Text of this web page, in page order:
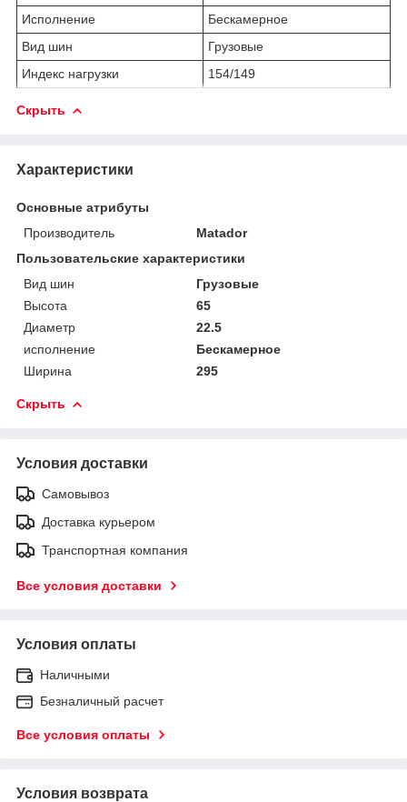
Исполнение
Бескамерное
Вид шин
Грузовые
Индекс нагрузки
154/149
Скрыть
Характеристики
Основные атрибуты
Производитель
Matador
Пользовательские характеристики
Вид шин
Грузовые
Высота
65
Диаметр
22.5
исполнение
Бескамерное
Ширина
295
Скрыть
Условия доставки
Самовывоз
Доставка курьером
Транспортная компания
Все условия доставки
Условия оплаты
Наличными
Безналичный расчет
Все условия оплаты
Условия возврата